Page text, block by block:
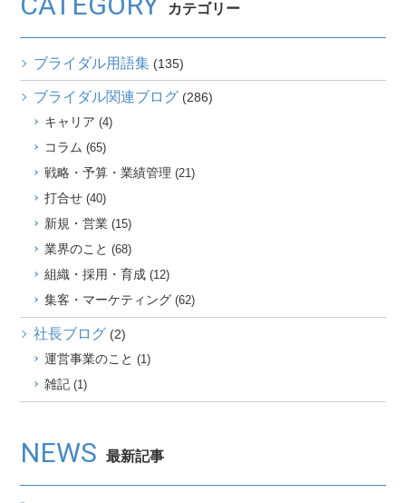
カテゴリー
ブライダル用語集 (135)
ブライダル関連ブログ (286)
キャリア (4)
コラム (65)
戦略・予算・業績管理 (21)
打合せ(40)
新規・営業(15)
業界のこと (68)
組織・採用・育成(12)
集客・マーケティング(62)
社長ブログ (2)
運営事業のこと (1)
雑記(1)
NEWS 最新記事